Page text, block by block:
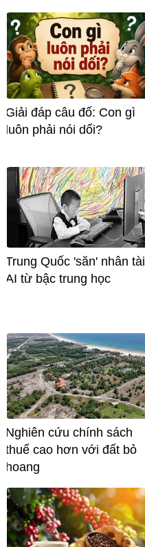
Giải đáp câu đố: Con gì
luôn phải nói dối?
Trung Quốc 'săn' nhân tài
AI từ bậc trung học
Nghiên cứu chính sách
thuế cao hơn với đất bỏ
hoang